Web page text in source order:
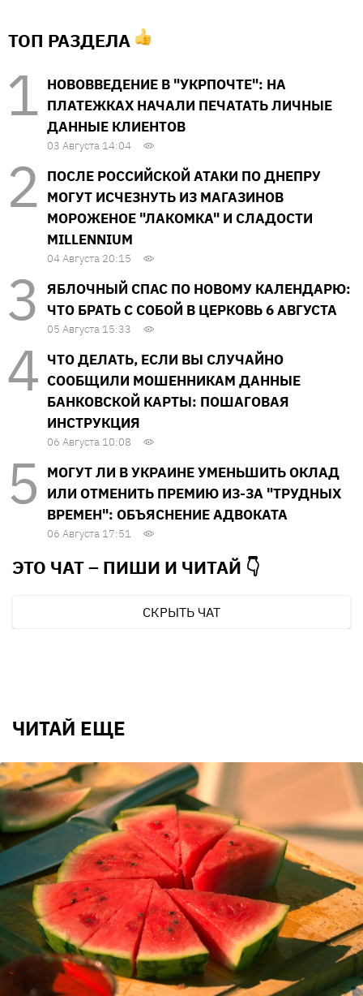
ТОП РАЗДЕЛА
НОВОВВЕДЕНИЕ В "УКРПОЧТЕ": НА
ПЛАТЕЖКАХ НАЧАЛИ ПЕЧАТАТЬ ЛИЧНЫЕ
ДАННЫЕ КЛИЕНТОВ
03 Августа 14:04
ПОСЛЕ РОССИЙСКОЙ АТАКИ ПО ДНЕПРУ
МОГУТ ИСЧЕЗНУТЬ ИЗ МАГАЗИНОВ
МОРОЖЕНОЕ "ЛАКОМКА" И СЛАДОСТИ
MILLENNIUM
04 Августа 20:15
ЯБЛОЧНЫЙ СПАС ПО НОВОМУ КАЛЕНДАРЮ:
ЧТО БРАТЬ С СОБОЙ В ЦЕРКОВЬ 6 АВГУСТА
05 Августа 15:33
ЧТО ДЕЛАТЬ, ЕСЛИ ВЫ СЛУЧАЙНО
СООБЩИЛИ МОШЕННИКАМ ДАННЫЕ
БАНКОВСКОЙ КАРТЫ: ПОШАГОВАЯ
ИНСТРУКЦИЯ
06 Августа 10:08
МОГУТ ЛИ В УКРАИНЕ УМЕНЬШИТЬ ОКЛАД
ИЛИ ОТМЕНИТЬ ПРЕМИЮ ИЗ-ЗА "ТРУДНЫХ
ВРЕМЕН": ОБЪЯСНЕНИЕ АДВОКАТА
06 Августа 17:51
ЭТО ЧАТ – ПИШИ И ЧИТАЙ 👇
СКРЫТЬ ЧАТ
ЧИТАЙ ЕЩЕ